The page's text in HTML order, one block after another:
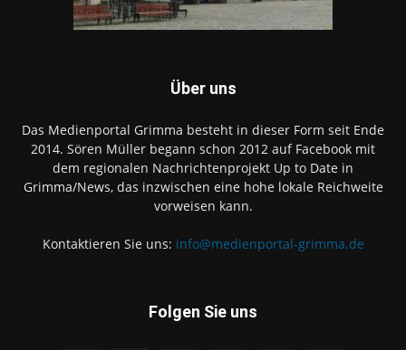
Über uns
Das Medienportal Grimma besteht in dieser Form seit Ende
2014. Sören Müller begann schon 2012 auf Facebook mit
dem regionalen Nachrichtenprojekt Up to Date in
Grimma/News, das inzwischen eine hohe lokale Reichweite
vorweisen kann.
Kontaktieren Sie uns: info@medienportal-grimma.de
Folgen Sie uns